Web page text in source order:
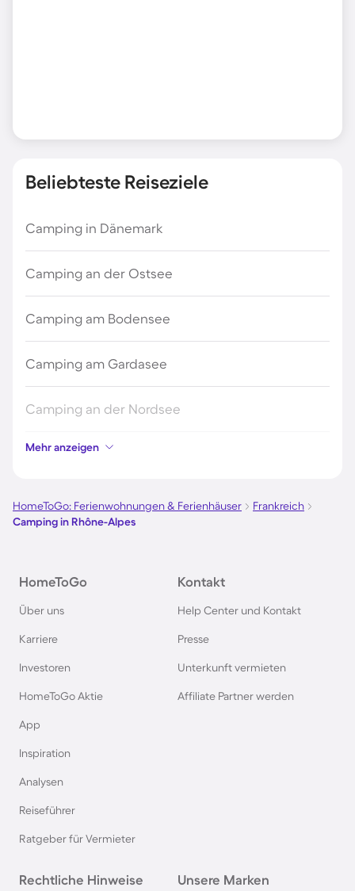
Beliebteste Reiseziele
Camping in Dänemark
Camping an der Ostsee
Camping am Bodensee
Camping am Gardasee
Camping an der Nordsee
Camping in Kroatien
Camping auf Fehmarn
Camping im Harz
Camping auf Usedom
Camping in Schweden
Camping in Holland
Mehr anzeigen
HomeToGo: Ferienwohnungen & Ferienhäuser
Frankreich
Camping in Rhône-Alpes
HomeToGo
Über uns
Karriere
Investoren
HomeToGo Aktie
App
Inspiration
Analysen
Reiseführer
Ratgeber für Vermieter
Kontakt
Help Center und Kontakt
Presse
Unterkunft vermieten
Affiliate Partner werden
Rechtliche Hinweise Unsere Marken